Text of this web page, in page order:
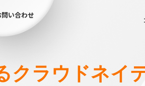
問い合わせ
クラウドネイ